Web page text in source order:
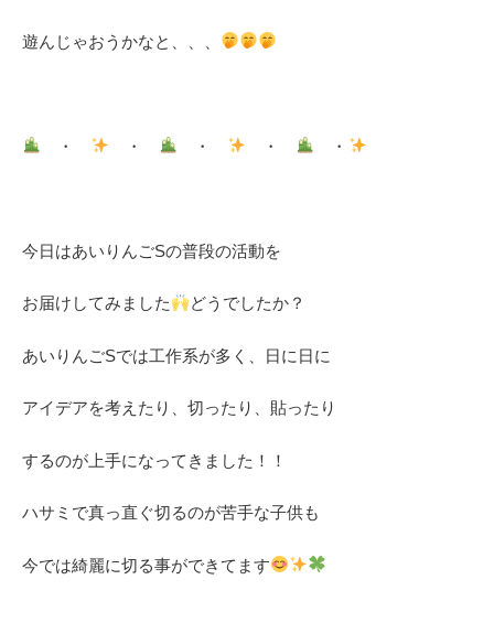
遊んじゃおうかなと、、、
・ ・ ・ ・ ・
今日はあいりんごSの普段の活動を
お届けしてみました どうでしたか？
あいりんごSでは工作系が多く、日に日に
アイデアを考えたり、切ったり、貼ったり
するのが上手になってきました！！
ハサミで真っ直ぐ切るのが苦手な子供も
今では綺麗に切る事ができてます